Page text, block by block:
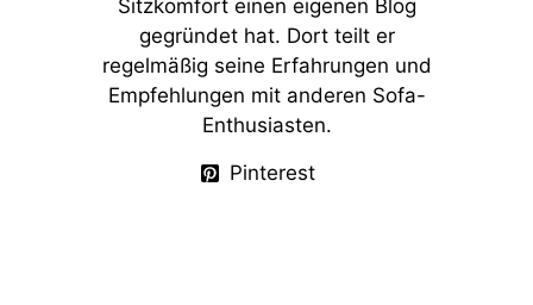
Sitzkomfort einen eigenen Blog
gegründet hat. Dort teilt er
regelmäßig seine Erfahrungen und
Empfehlungen mit anderen Sofa-
Enthusiasten.
Pinterest